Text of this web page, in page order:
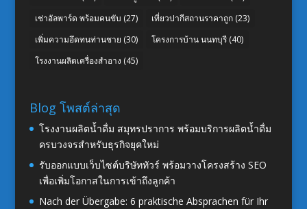
เช่าอัลพาร์ด พร้อมคนขับ (27) เที่ยวปากีสถานราคาถูก(23)
เพิ่มความอึดทนท่านชาย (30) โครงการบ้าน นนทบุรี(40)
โรงงานผลิตเครื่องสำอาง (45)
Blog โพสต์ล่าสุด
โรงงานผลิตน้ำดื่ม สมุทรปราการ พร้อมบริการผลิตน้ำดื่ม
ครบวงจรสำหรับธุรกิจยุคใหม่
รับออกแบบเว็บไซต์บริษัททัวร์ พร้อมวางโครงสร้าง SEO
เพื่อเพิ่มโอกาสในการเข้าถึงลูกค้า
Nach der Übergabe: 6 praktische Absprachen für Ihr